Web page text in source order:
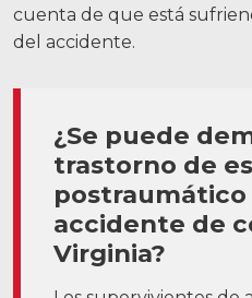
cuenta de que está
del accidente.
¿Se puede
trastorno de
postraumático
accidente de
Virginia?